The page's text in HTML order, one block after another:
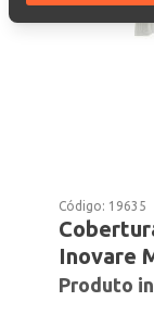
Código: 19635
Inovare
Produto